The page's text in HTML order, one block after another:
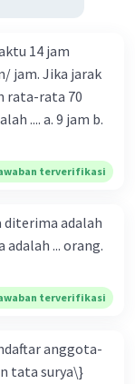
14 jam
jam. Jika jarak
rata-rata 70
jam b.
terverifikasi
diterima adalah
... orang.
terverifikasi
anggota-
tata surya\}